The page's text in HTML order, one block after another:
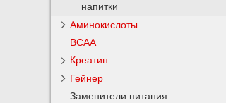
напитки
Аминокислоты
BCAA
Креатин
Гейнер
Заменители питания